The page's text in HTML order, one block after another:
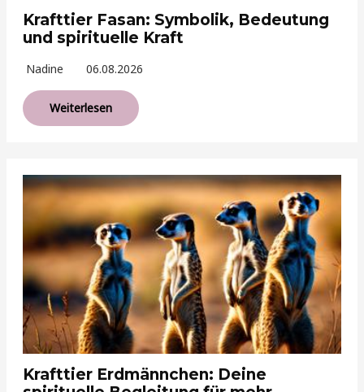
Krafttier Fasan: Symbolik, Bedeutung
und spirituelle Kraft
Nadine 06.08.2026
Weiterlesen
Krafttier Erdmännchen: Deine